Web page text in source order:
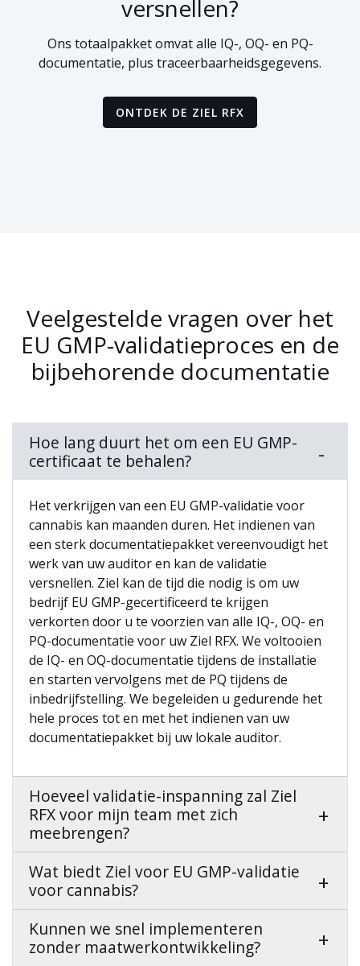
versnellen?
Ons totaalpakket omvat alle IQ-, OQ- en PQ-
documentatie, plus traceerbaarheidsgegevens.
ONTDEK DE ZIEL RFX
Veelgestelde vragen over het
EU GMP-validatieproces en de
bijbehorende documentatie
Hoe lang duurt het om een EU GMP-
certificaat te behalen?
Het verkrijgen van een EU GMP-validatie voor
cannabis kan maanden duren. Het indienen van
een sterk documentatiepakket vereenvoudigt het
werk van uw auditor en kan de validatie
versnellen. Ziel kan de tijd die nodig is om uw
bedrijf EU GMP-gecertificeerd te krijgen
verkorten door u te voorzien van alle IQ-, OQ- en
PQ-documentatie voor uw Ziel RFX. We voltooien
de IQ- en OQ-documentatie tijdens de installatie
en starten vervolgens met de PQ tijdens de
inbedrijfstelling. We begeleiden u gedurende het
hele proces tot en met het indienen van uw
documentatiepakket bij uw lokale auditor.
Hoeveel validatie-inspanning zal Ziel
RFX voor mijn team met zich
meebrengen?
Wat biedt Ziel voor EU GMP-validatie
voor cannabis?
Kunnen we snel implementeren
zonder maatwerkontwikkeling?